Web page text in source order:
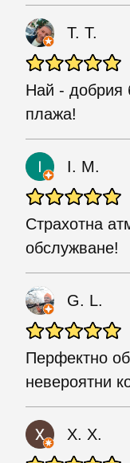
T. T.
Най - добрия
плажа!
I. M.
Страхотна
обслужване!
G. L.
Перфектно
невероятни
Х. Х.